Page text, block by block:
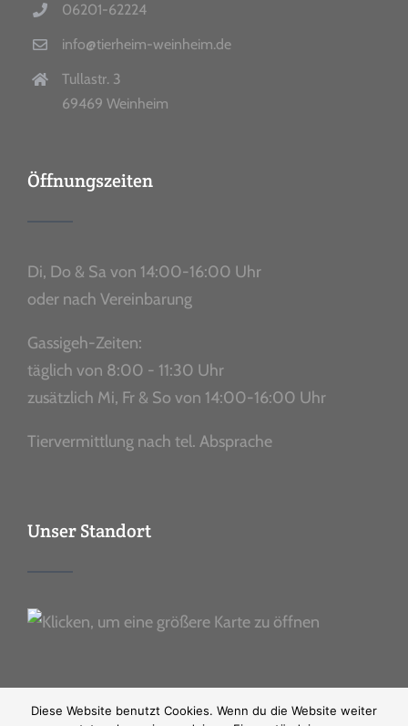
06201-62224
info@tierheim-weinheim.de
Tullastr. 3
69469 Weinheim
Öffnungszeiten
Di, Do & Sa von 14:00-16:00 Uhr
oder nach Vereinbarung
Gassigeh-Zeiten:
täglich von 8:00 - 11:30 Uhr
zusätzlich Mi, Fr & So von 14:00-16:00 Uhr
Tiervermittlung nach tel. Absprache
Unser Standort
Diese Website benutzt Cookies. Wenn du die Website weiter